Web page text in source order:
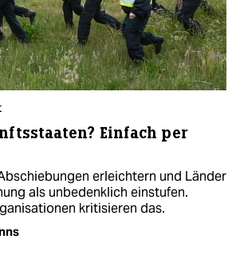
Einfach per
erleichtern und Länder
als unbedenklich einstufen.
kritisieren das.